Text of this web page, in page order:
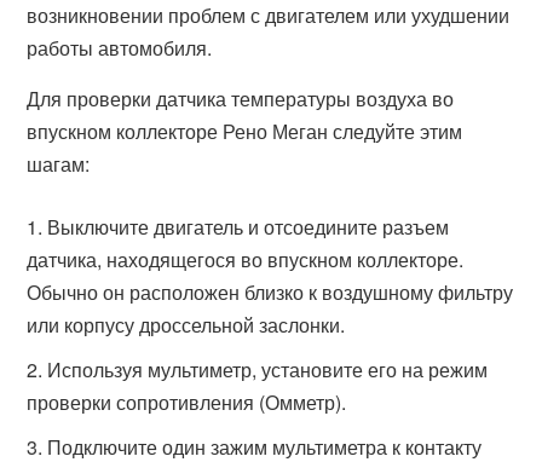
возникновении проблем с двигателем или ухудшении
работы автомобиля.
Для проверки датчика температуры воздуха во
впускном коллекторе Рено Меган следуйте этим
шагам:
Выключите двигатель и отсоедините разъем
датчика, находящегося во впускном коллекторе.
Обычно он расположен близко к воздушному фильтру
или корпусу дроссельной заслонки.
Используя мультиметр, установите его на режим
проверки сопротивления (Омметр).
Подключите один зажим мультиметра к контакту